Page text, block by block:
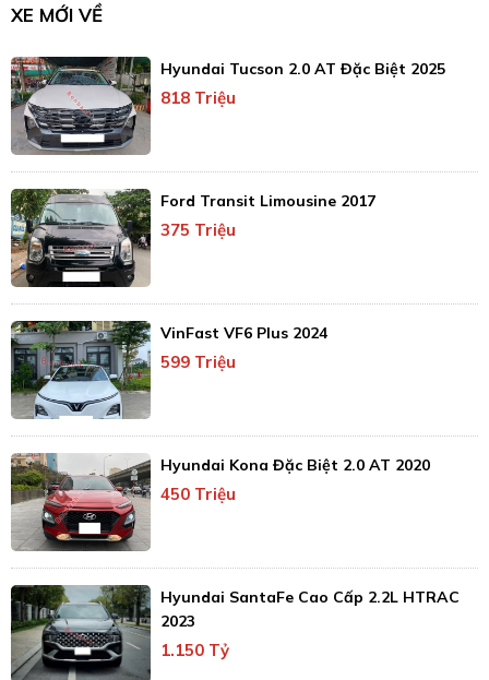
XE MỚI VỀ
Hyundai Tucson 2.0 AT Đặc Biệt 2025
818 Triệu
Ford Transit Limousine 2017
375 Triệu
VinFast VF6 Plus 2024
599 Triệu
Hyundai Kona Đặc Biệt 2.0 AT 2020
450 Triệu
Hyundai SantaFe Cao Cấp 2.2L HTRAC
2023
1.150 Tỷ